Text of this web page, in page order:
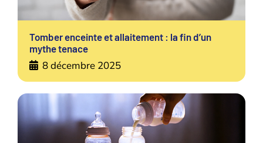
Tomber enceinte et allaitement : la fin d’un
mythe tenace
8 décembre 2025